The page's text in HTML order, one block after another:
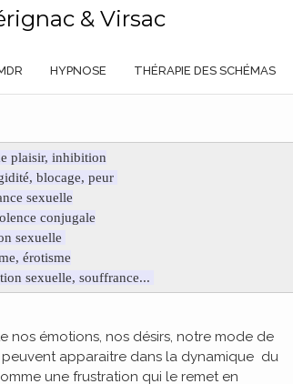
& Virsac
HYPNOSE THÉRAPIE DES SCHÉMAS
plaisir, inhibition
blocage, peur
sexuelle
conjugale
sexuelle
érotisme
sexuelle, souffrance...
nos émotions, nos désirs, notre mode de
apparaitre dans la dynamique du
une frustration qui le remet en